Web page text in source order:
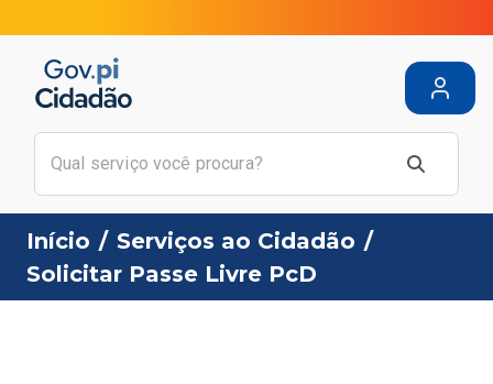
Início / Serviços ao Cidadão /
Solicitar Passe Livre PcD